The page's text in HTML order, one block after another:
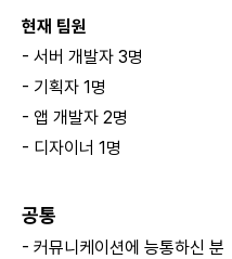
현재 팀원
- 서버 개발자 3명
- 기획자 1명
- 앱 개발자 2명
- 디자이너 1명
공통
- 커뮤니케이션에 능통하신 분